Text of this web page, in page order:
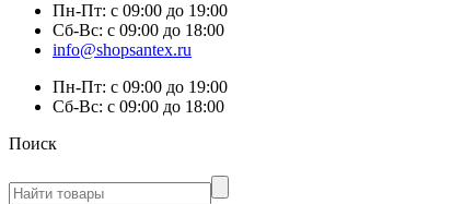
Пн-Пт: с 09:00 до 19:00
Сб-Вс: с 09:00 до 18:00
info@shopsantex.ru
Пн-Пт: с 09:00 до 19:00
Сб-Вс: с 09:00 до 18:00
Поиск